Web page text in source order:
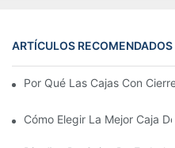
ARTÍCULOS RECOMENDADOS
Por Qué Las Cajas Con
Cómo Elegir La Mejor Caja